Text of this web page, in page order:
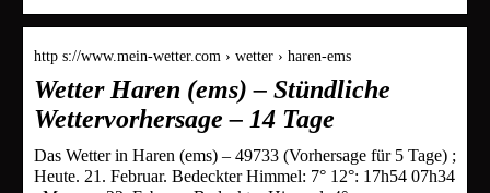
http s://www.mein-wetter.com › wetter › haren-ems
Wetter Haren (ems) – Stündliche
Wettervorhersage – 14 Tage
Das Wetter in Haren (ems) – 49733 (Vorhersage für 5 Tage) ;
Heute. 21. Februar. Bedeckter Himmel: 7° 12°: 17h54 07h34